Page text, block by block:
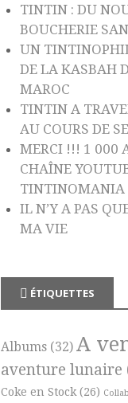
TINTIN : DU
BOUCHERIE
UN
DE LA KASBAH
MAROC
TINTIN A
AU COURS DE
MERCI !!! 1 000
CHAÎNE
TINTINOMANIA
IL N’Y A PAS
MA VIE
ÉTIQUETTES
Albums (32) A
aventure lunaire
Coke en Stock(26)